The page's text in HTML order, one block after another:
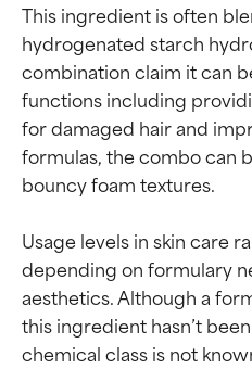
This ingredient is often
hydrogenated starch
combination claim it can
functions including
for damaged hair and
formulas, the combo can
bouncy foam textures.
Usage levels in skin care
depending on formulary
aesthetics. Although a
this ingredient hasn’t